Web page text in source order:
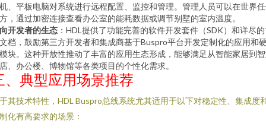
、平板电脑对系统进行远程配置、监控和管理。管理人员可以在世界
，通过加密连接查看办公室的能耗数据或调节别墅的室内温度。
开发者的生态 ：HDL提供了功能完善的软件开发套件（SDK）和详尽
档，鼓励第三方开发者和集成商基于Buspro平台开发定制化的应用和
块。这种开放性推动了丰富的应用生态形成，能够满足从智能家居到
、办公楼、博物馆等各类项目的个性化需求。
、典型应用场景推荐
其技术特性，HDL Buspro总线系统尤其适用于以下对稳定性、集成度
化有高要求的场景：